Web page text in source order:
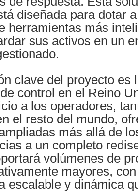
diseñada para dotar
herramientas más
sus activos en un
clave del proyecto es
control en el Reino
a los operadores,
el resto del mundo,
más allá de
a un completo
volúmenes de
mayores,
escalable y dinámica